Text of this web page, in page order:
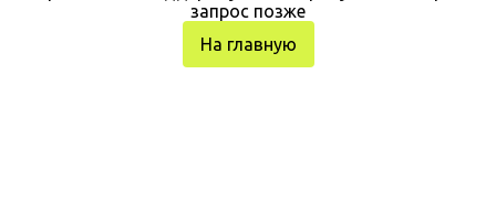
запрос позже
На главную